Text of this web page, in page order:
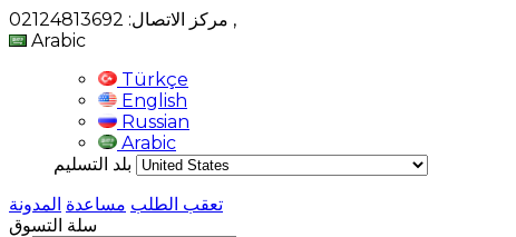
,
Arabic
Türkçe
English
Russian
Arabic
بلد التسليم
تعقب الطلب مساعدة المدونة
سلة التسوق